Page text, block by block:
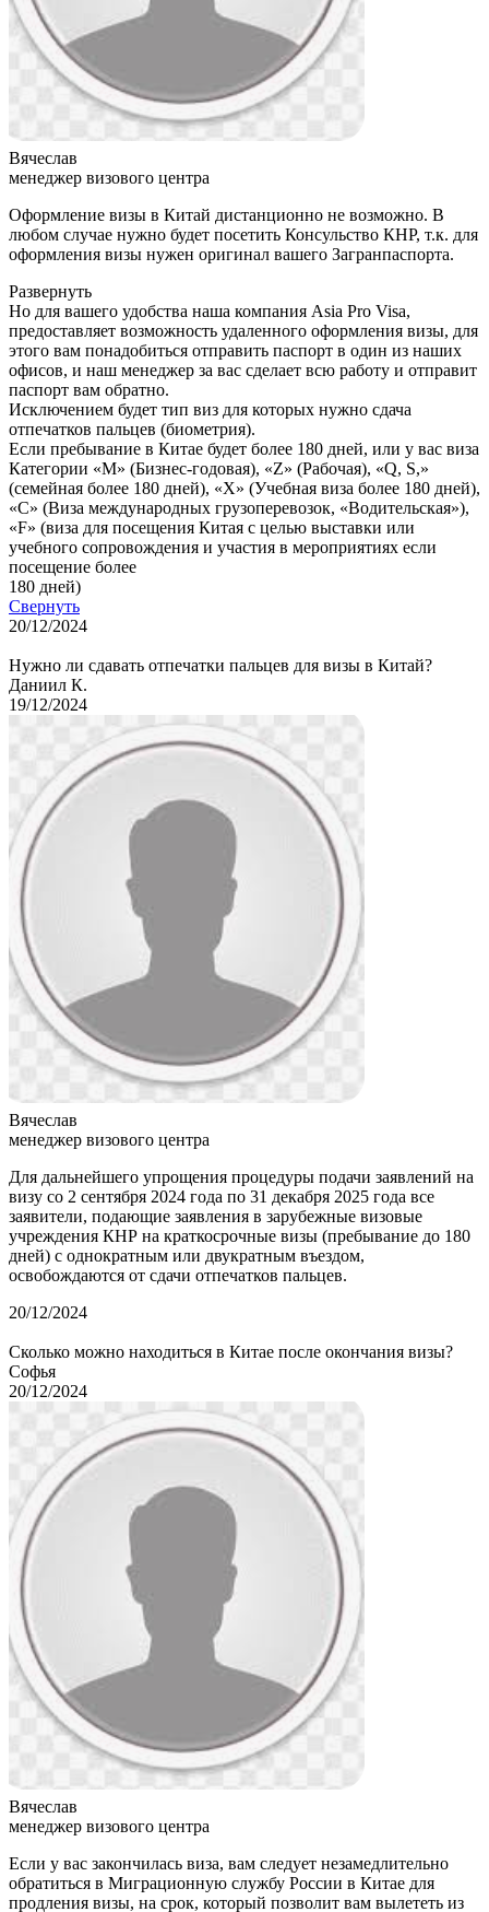
Вячеслав
менеджер визового центра
Оформление визы в Китай дистанционно не возможно. В
любом случае нужно будет посетить Консульство КНР, т.к. для
оформления визы нужен оригинал вашего Загранпаспорта.
Развернуть
Но для вашего удобства наша компания Asia Pro Visa,
предоставляет возможность удаленного оформления визы, для
этого вам понадобиться отправить паспорт в один из наших
офисов, и наш менеджер за вас сделает всю работу и отправит
паспорт вам обратно.
Исключением будет тип виз для которых нужно сдача
отпечатков пальцев (биометрия).
Если пребывание в Китае будет более 180 дней, или у вас виза
Категории «М» (Бизнес-годовая), «Z» (Рабочая), «Q, S,»
(семейная более 180 дней), «X» (Учебная виза более 180 дней),
«С» (Виза международных грузоперевозок, «Водительская»),
«F» (виза для посещения Китая с целью выставки или
учебного сопровождения и участия в мероприятиях если
посещение более
180 дней)
Свернуть
20/12/2024
Нужно ли сдавать отпечатки пальцев для визы в Китай?
Даниил К.
19/12/2024
Вячеслав
менеджер визового центра
Для дальнейшего упрощения процедуры подачи заявлений на
визу со 2 сентября 2024 года по 31 декабря 2025 года все
заявители, подающие заявления в зарубежные визовые
учреждения КНР на краткосрочные визы (пребывание до 180
дней) с однократным или двукратным въездом,
освобождаются от сдачи отпечатков пальцев.
20/12/2024
Сколько можно находиться в Китае после окончания визы?
Софья
20/12/2024
Вячеслав
менеджер визового центра
Если у вас закончилась виза, вам следует незамедлительно
обратиться в Миграционную службу России в Китае для
продления визы, на срок, который позволит вам вылететь из